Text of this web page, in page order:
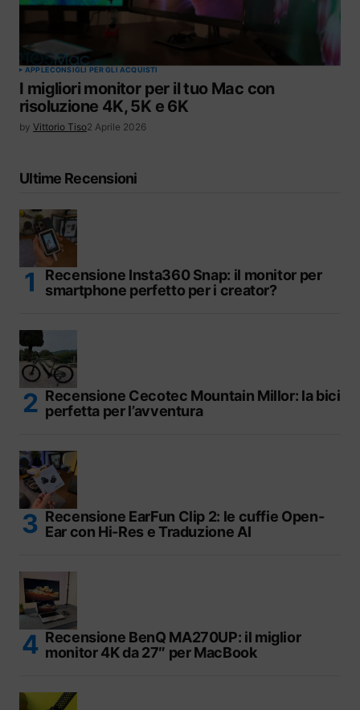
APPLECONSIGLI PER GLI ACQUISTI
I migliori monitor per il tuo Mac con
risoluzione 4K, 5K e 6K
by Vittorio Tiso2 Aprile 2026
Ultime Recensioni
Recensione Insta360 Snap: il monitor per
smartphone perfetto per i creator?
Recensione Cecotec Mountain Millor: la bici
perfetta per l’avventura
Recensione EarFun Clip 2: le cuffie Open-
Ear con Hi-Res e Traduzione AI
Recensione BenQ MA270UP: il miglior
monitor 4K da 27″ per MacBook